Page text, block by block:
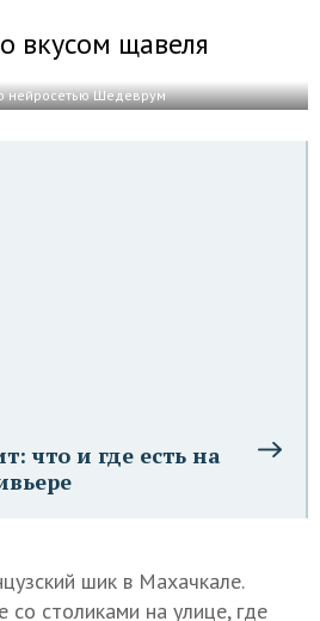
вкусом щавеля
нейросетью Шедеврум
что и где есть на
шик в Махачкале.
столиками на улице, где